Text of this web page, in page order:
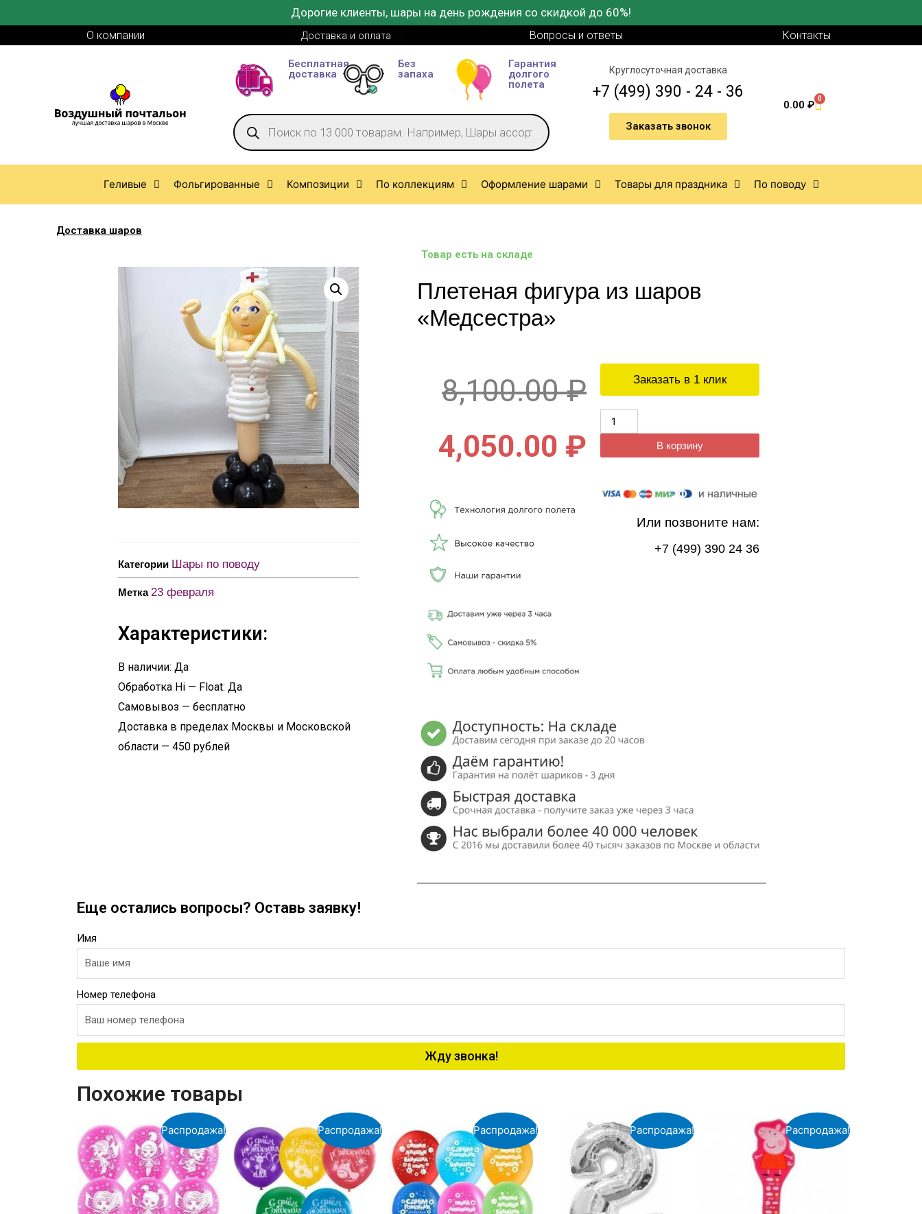
Дорогие клиенты, шары на день рождения со скидкой до 60%!
О компании Доставка и оплата Вопросы и ответы Контакты
Бесплатная
доставка
Без
запаха
Гарантия
долгого
полета
Круглосуточная доставка
+7 (499) 390 - 24 - 36
Заказать звонок
0.00₽ 0
Геливые Фольгированные Композиции По коллекциям Оформление шарами Товары для праздника По поводу
Доставка шаров
Категории Шары по поводу
Метка 23 февраля
Характеристики:
В наличии: Да
Обработка Hi — Float: Да
Самовывоз — бесплатно
Доставка в пределах Москвы и Московской
области — 450 рублей
Товар есть на складе
Плетеная фигура из шаров
«Медсестра»
8,100.00₽
4,050.00 ₽
Заказать в 1 клик
В корзину
Или позвоните нам:
+7 (499) 390 24 36
Еще остались вопросы? Оставь заявку!
Имя
Номер телефона
Жду звонка!
Похожие товары
Распродажа! Распродажа! Распродажа! Распродажа! Распродажа!